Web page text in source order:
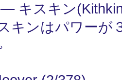
― キスキン
キンはパワーが